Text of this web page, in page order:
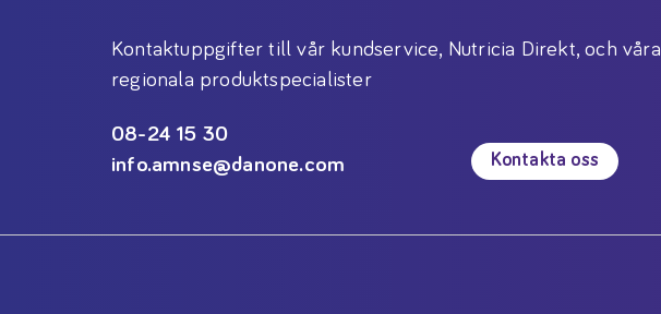
Kontaktuppgifter till vår kundservice, Nutricia Direkt, och våra
regionala produktspecialister
08-24 15 30
info.amnse@danone.com
Kontakta oss